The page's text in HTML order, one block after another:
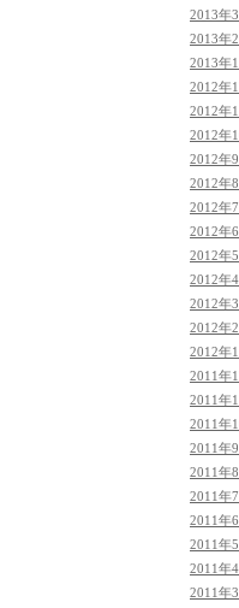
2013年
2013年
2013年
2012年
2012年
2012年
2012年
2012年
2012年
2012年
2012年
2012年
2012年
2012年
2012年
2011年
2011年
2011年
2011年
2011年
2011年
2011年
2011年
2011年
2011年